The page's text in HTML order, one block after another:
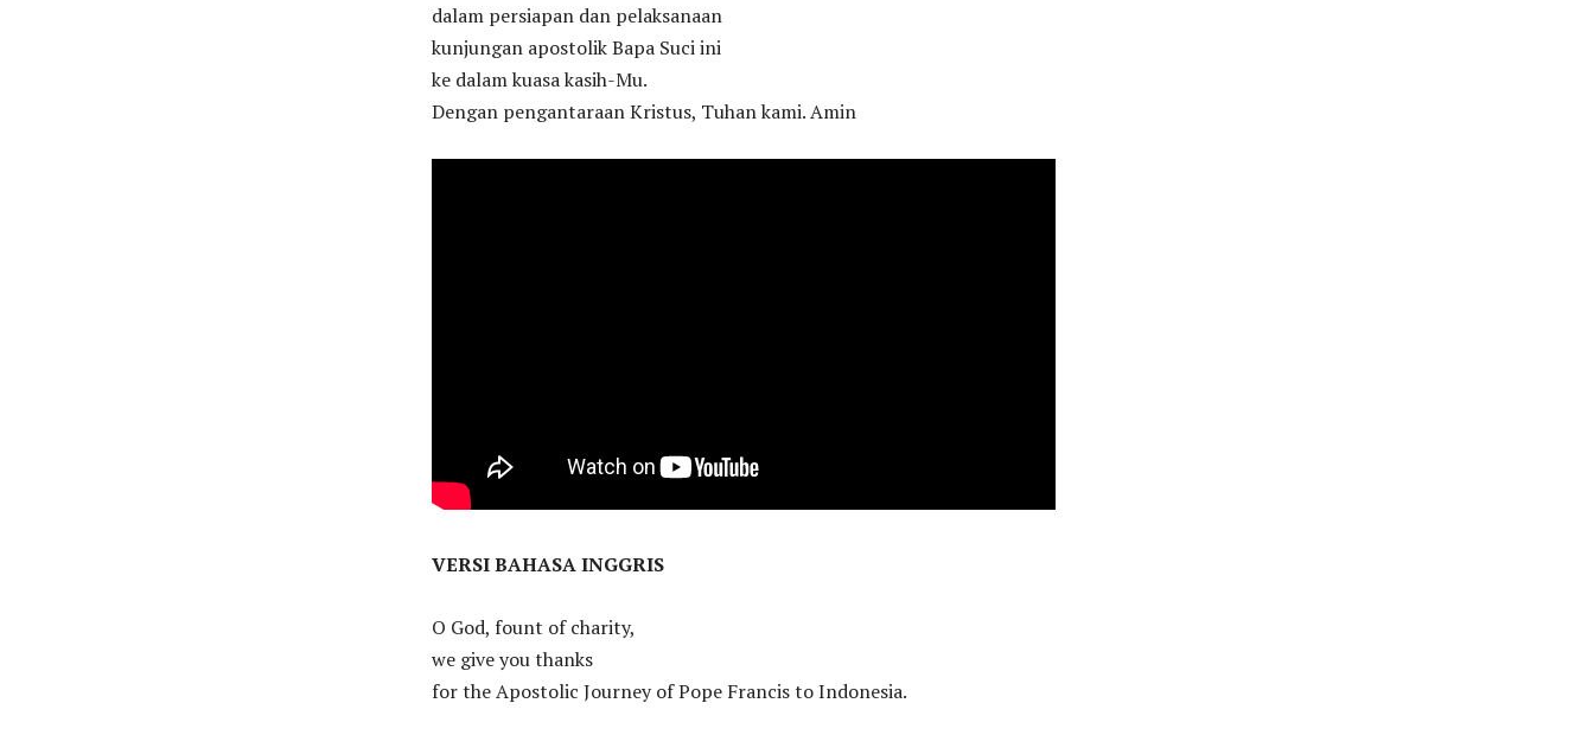
dalam persiapan dan pelaksanaan
kunjungan apostolik Bapa Suci ini
ke dalam kuasa kasih-Mu.
Dengan pengantaraan Kristus, Tuhan kami. Amin
VERSI BAHASA INGGRIS
O God, fount of charity,
we give you thanks
for the Apostolic Journey of Pope Francis to Indonesia.